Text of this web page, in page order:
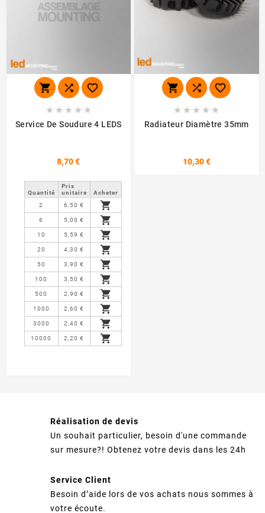
  
    
Service De Soudure 4 LEDS
8,70 €
Quantité
Prix ​​
unitaire
Acheter
2
6,50 € 
6 5,00 € 
10 5,59 € 
20 4,30 € 
50 3,90 € 
100 3,50 € 
500 2,90 € 
1000 2,60 € 
3000 2,40 € 
10000 2,20 € 
  
    
Radiateur Diamètre 35mm
10,30 €
Réalisation de devis
Un souhait particulier, besoin d'une commande
sur mesure?! Obtenez votre devis dans les 24h
Service Client
Besoin d’aide lors de vos achats nous sommes à
votre écoute.